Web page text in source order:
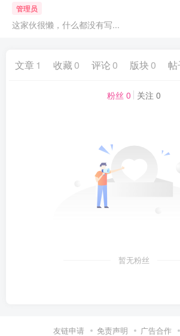
管理员
这家伙很懒，什么都没有写...
文章1 收藏 0 评论 0 版块 0 帖
粉丝 0 关注 0
暂无粉丝
友链申请 免责声明 广告合作